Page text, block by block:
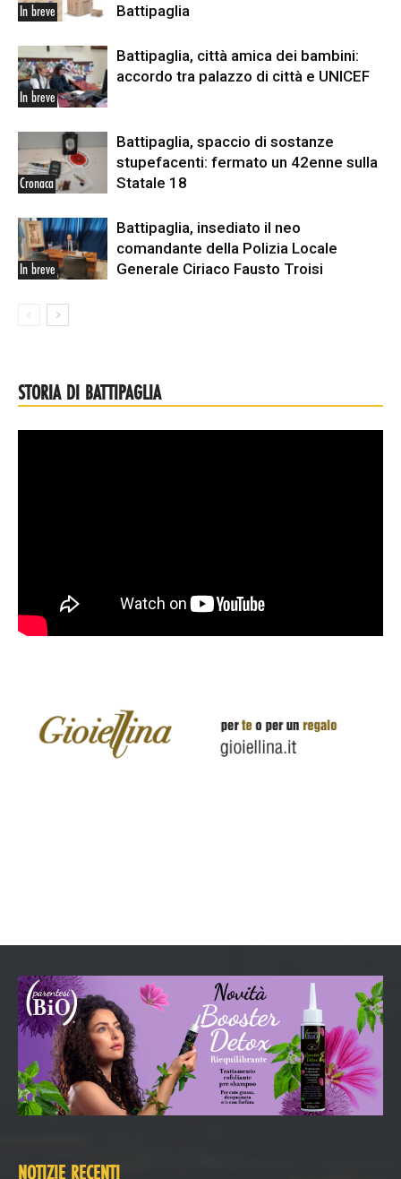
In breve Battipaglia
In breve
Battipaglia, città amica dei bambini:
accordo tra palazzo di città e UNICEF
Cronaca
Battipaglia, spaccio di sostanze
stupefacenti: fermato un 42enne sulla
Statale 18
In breve
Battipaglia, insediato il neo
comandante della Polizia Locale
Generale Ciriaco Fausto Troisi
STORIA DI BATTIPAGLIA
NOTIZIE RECENTI